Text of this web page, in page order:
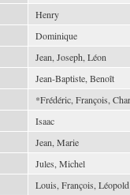
Henry
Dominique
Jean, Joseph, Léon
Jean-Baptiste, Benoît
*Frédéric, François,
Isaac
Jean, Marie
Jules, Michel
Louis, François, Léopold